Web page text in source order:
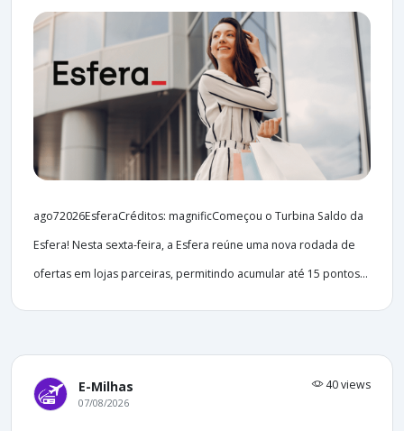
ago72026EsferaCréditos: magnificComeçou o Turbina Saldo da
Esfera! Nesta sexta-feira, a Esfera reúne uma nova rodada de
ofertas em lojas parceiras, permitindo acumular até 15 pontos...
E-Milhas 40 views
07/08/2026